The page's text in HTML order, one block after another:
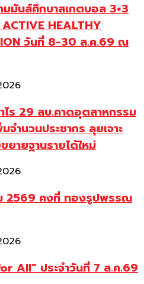
มมันส์ศึกบาสเกตบอล 3×3
HEALTHY
วันที่ 8-30 ส.ค.69 ณ
ร 29 ลบ.คาดอุตสาหกรรม
ำนวนประชากร ลุยเจาะ
ยายฐานรายได้ใหม่
2569 คงที่ ทองรูปพรรณ
All” ประจำวันที่ 7 ส.ค.69